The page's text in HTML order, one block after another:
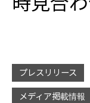
プレスリリース
メディア掲載情報